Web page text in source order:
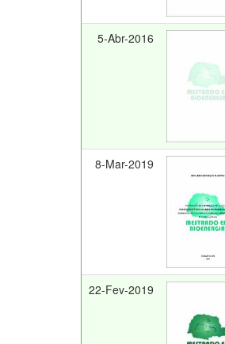
5-Abr-2016
8-Mar-2019
22-Fev-2019